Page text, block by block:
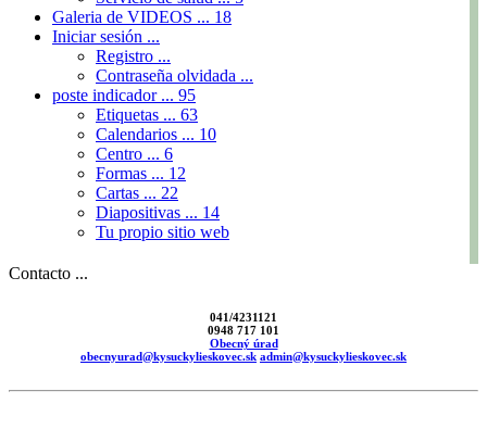
Galeria de VIDEOS ... 18
Iniciar sesión ...
Registro ...
Contraseña olvidada ...
poste indicador ... 95
Etiquetas ... 63
Calendarios ... 10
Centro ... 6
Formas ... 12
Cartas ... 22
Diapositivas ... 14
Tu propio sitio web
Contacto ...
041/4231121
0948 717 101
Obecný úrad
obecnyurad@kysuckylieskovec.sk admin@kysuckylieskovec.sk